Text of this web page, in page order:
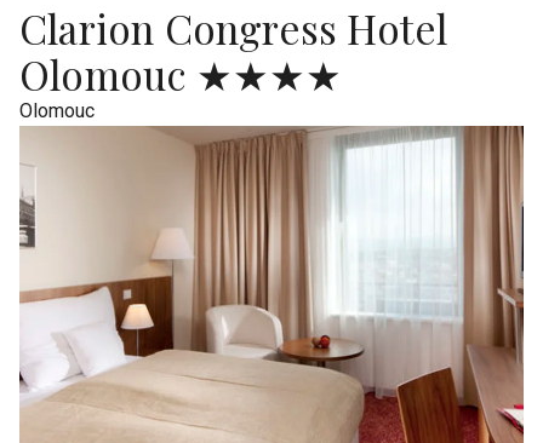
Clarion Congress Hotel
Olomouc ★★★★
Olomouc